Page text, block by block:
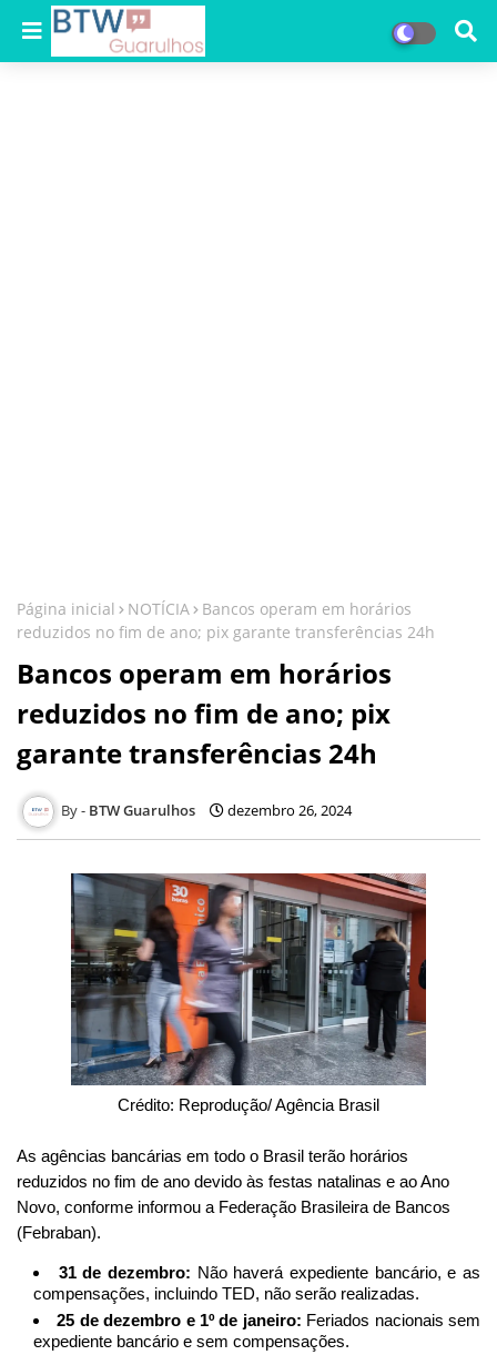
Página inicial NOTÍCIA
Bancos operam em horários
reduzidos no fim de ano; pix garante transferências 24h
Bancos operam em horários
reduzidos no fim de ano; pix
garante transferências 24h
BTW Guarulhos dezembro 26, 2024
Crédito: Reprodução/ Agência Brasil
As agências bancárias em todo o Brasil terão horários
reduzidos no fim de ano devido às festas natalinas e ao Ano
Novo, conforme informou a Federação Brasileira de Bancos
(Febraban).
31 de dezembro: Não haverá expediente bancário, e as
compensações, incluindo TED, não serão realizadas.
25 de dezembro e 1º de janeiro: Feriados nacionais sem
expediente bancário e sem compensações.